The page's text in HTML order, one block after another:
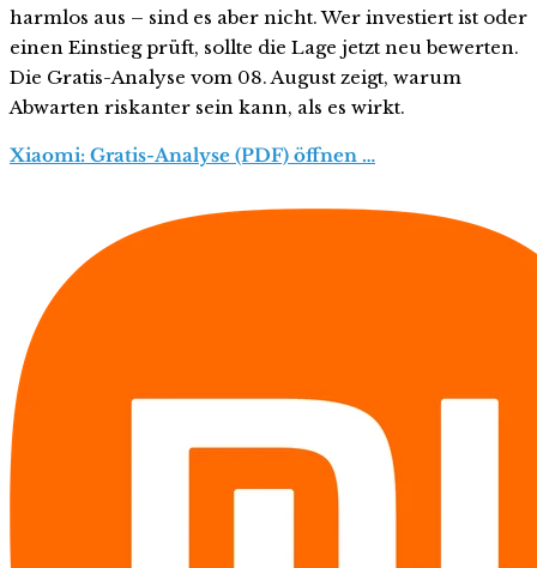
harmlos aus – sind es aber nicht. Wer investiert ist oder
einen Einstieg prüft, sollte die Lage jetzt neu bewerten.
Die Gratis-Analyse vom 08. August zeigt, warum
Abwarten riskanter sein kann, als es wirkt.
Xiaomi: Gratis-Analyse (PDF) öffnen …